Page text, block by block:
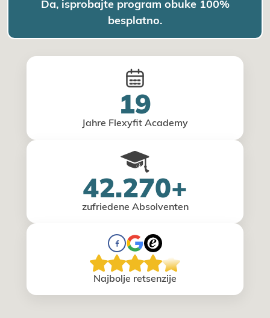
Da, isprobaјte program obuke 100%
besplatno.
19
Jahre Flexyfit Academy
42.270+
zufriedene Absolventen
Naјbolje retsenziјe